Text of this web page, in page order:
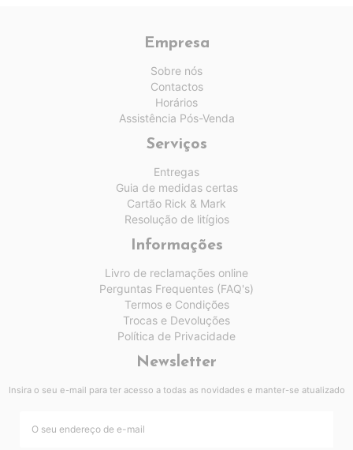
Empresa
Sobre nós
Contactos
Horários
Assistência Pós-Venda
Serviços
Entregas
Guia de medidas certas
Cartão Rick & Mark
Resolução de litígios
Informações
Livro de reclamações online
Perguntas Frequentes (FAQ's)
Termos e Condições
Trocas e Devoluções
Política de Privacidade
Newsletter
Insira o seu e-mail para ter acesso a todas as novidades e manter-se atualizado